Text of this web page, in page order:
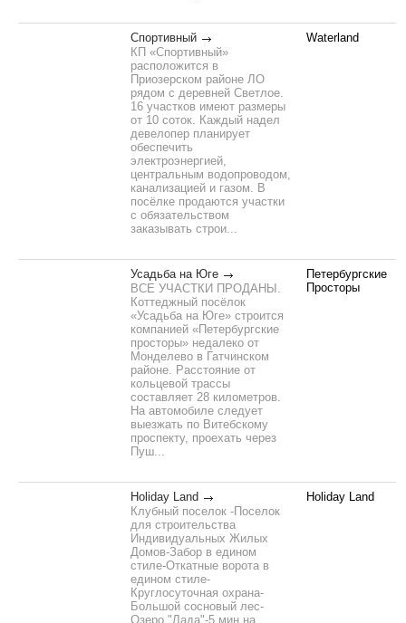
Спортивный
КП «Спортивный»
расположится в
Приозерском районе ЛО
рядом с деревней Светлое.
16 участков имеют размеры
от 10 соток. Каждый надел
девелопер планирует
обеспечить
электроэнергией,
центральным водопроводом,
канализацией и газом. В
посёлке продаются участки
с обязательством
заказывать строи...
Waterland
Усадьба на Юге
ВСЕ УЧАСТКИ ПРОДАНЫ.
Коттеджный посёлок
«Усадьба на Юге» строится
компанией «Петербургские
просторы» недалеко от
Монделево в Гатчинском
районе. Расстояние от
кольцевой трассы
составляет 28 километров.
На автомобиле следует
выезжать по Витебскому
проспекту, проехать через
Пуш...
Петербургские
Просторы
Holiday Land
Клубный поселок -Поселок
для строительства
Индивидуальных Жилых
Домов-Забор в едином
стиле-Откатные ворота в
едином стиле-
Круглосуточная охрана-
Большой сосновый лес-
Озеро "Лада"-5 мин на
Holiday Land